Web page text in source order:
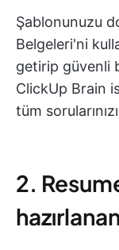
Şablonunuzu
Belgeleri'ni
getirip güvenli
ClickUp Brain
tüm
2.